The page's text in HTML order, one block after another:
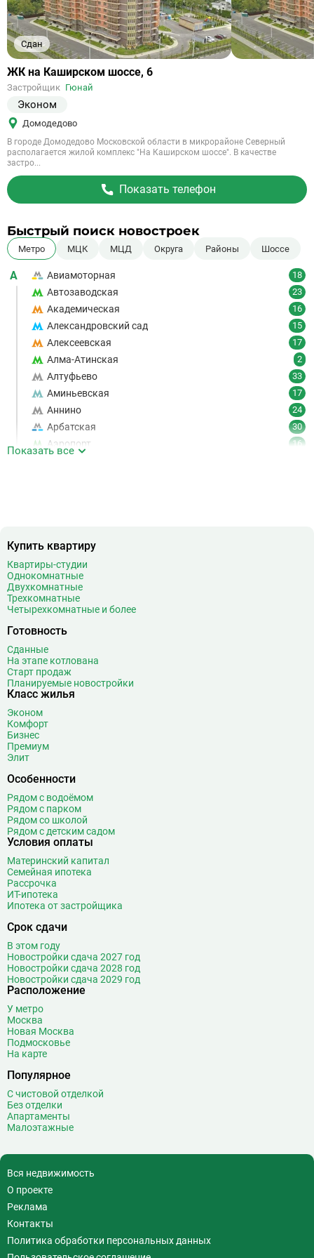
Сдан
Ссылка
объект
ЖК на Каширском шоссе, 6
Застройщик Гюнай
Эконом
Домодедово
В городе Домодедово Московской области в микрорайоне Северный
располагается жилой комплекс "На Каширском шоссе". В качестве
застро...
Показать телефон
Быстрый поиск новостроек
Метро МЦК МЦД Округа Районы Шоссе
А Авиамоторная 18
Автозаводская 23
Академическая 16
Александровский сад 15
Алексеевская 17
Алма-Атинская 2
Алтуфьево 33
Аминьевская 17
Аннино 24
Арбатская 30
Аэропорт 16
Беговая
Беломорская
Белорусская
Беляево
Библиотека имени Ленина
Битцевский парк
Борисово
Боровицкая
Ботанический сад
Бунинская аллея
Бутырская
В Вавиловская
Варшавская
ВДНХ
Верхние Лихоборы
Владыкино
Водный стадион
Войковская
Волгоградский проспект
Волжская
Волоколамская
Воробьёвы горы
Воронцовская
Выставочный центр
Выхино
Г Генерала Тюленева
Деловой центр
Динамо
Добрынинская
Домодедовская
Показать все
Купить квартиру
Квартиры-студии
Однокомнатные
Двухкомнатные
Трехкомнатные
Четырехкомнатные и более
Готовность
Сданные
На этапе котлована
Старт продаж
Планируемые новостройки
Класс жилья
Эконом
Комфорт
Бизнес
Премиум
Элит
Особенности
Рядом с водоёмом
Рядом с парком
Рядом со школой
Рядом с детским садом
Условия оплаты
Материнский капитал
Семейная ипотека
Рассрочка
ИТ-ипотека
Ипотека от застройщика
Срок сдачи
В этом году
Новостройки сдача 2027 год
Новостройки сдача 2028 год
Новостройки сдача 2029 год
Расположение
У метро
Москва
Новая Москва
Подмосковье
На карте
Популярное
С чистовой отделкой
Без отделки
Апартаменты
Малоэтажные
Вся недвижимость
О проекте
Реклама
Контакты
Политика обработки персональных данных